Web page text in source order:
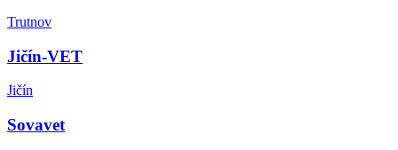
Trutnov
Jičín-VET
Jičín
Sovavet